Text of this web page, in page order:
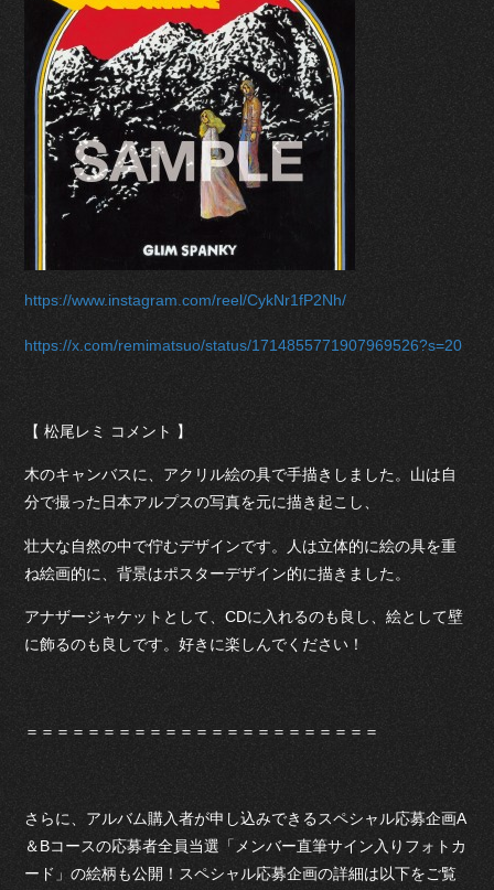
https://www.instagram.com/reel/CykNr1fP2Nh/
https://x.com/remimatsuo/status/1714855771907969526?s=20
【 松尾レミ コメント 】
木のキャンバスに、アクリル絵の具で手描きしました。山は自
分で撮った日本アルプスの写真を元に描き起こし、
壮大な自然の中で佇むデザインです。人は立体的に絵の具を重
ね絵画的に、背景はポスターデザイン的に描きました。
アナザージャケットとして、CDに入れるのも良し、絵として壁
に飾るのも良しです。好きに楽しんでください！
＝＝＝＝＝＝＝＝＝＝＝＝＝＝＝＝＝＝＝＝＝＝＝
さらに、アルバム購入者が申し込みできるスペシャル応募企画A
＆Bコースの応募者全員当選「メンバー直筆サイン入りフォトカ
ード」の絵柄も公開！スペシャル応募企画の詳細は以下をご覧